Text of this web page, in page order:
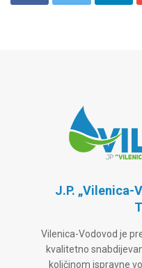
J.P. „Vilenica-
Vilenica-Vodovod je
kvalitetno
količinom ispravne